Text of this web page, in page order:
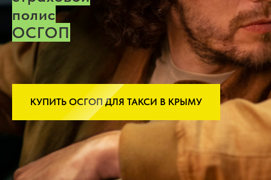
полис
ОСГОП
КУПИТЬ ОСГОП ДЛЯ ТАКСИ В КРЫМУ